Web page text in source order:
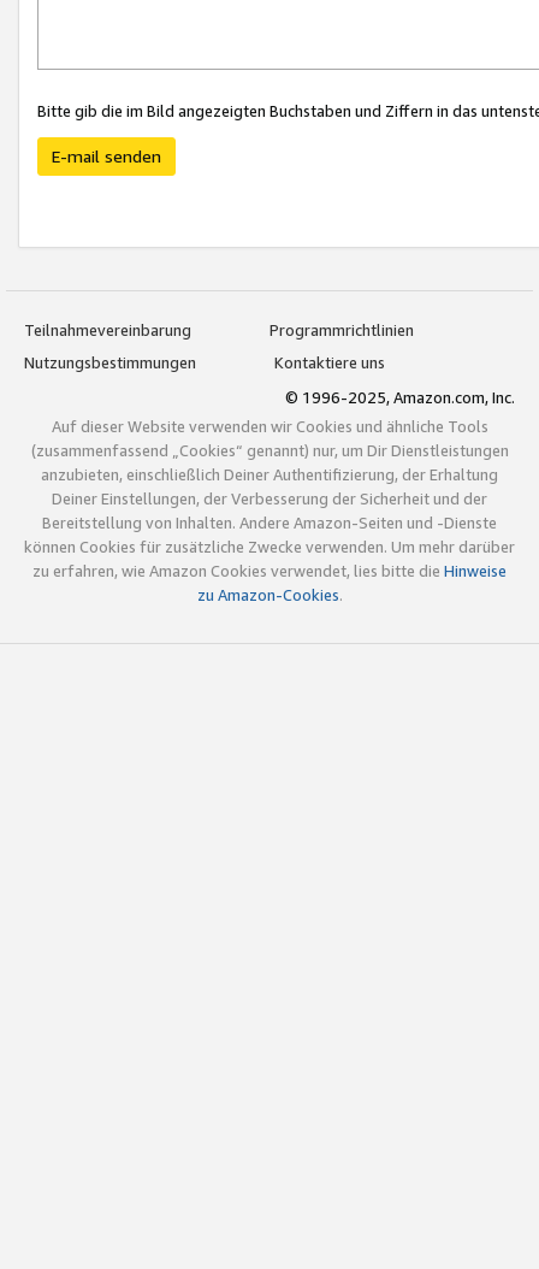
Bitte gib die im Bild angezeigten Buchstaben und Ziffern in das
E-mail senden
Teilnahmevereinbarung
Programmrichtlinien
Nutzungsbestimmungen
Kontaktiere uns
© 1996-2025, Amazon.com, Inc.
Auf dieser Website verwenden wir Cookies und ähnliche Tools
(zusammenfassend „Cookies“ genannt) nur, um Dir Dienstleistungen
anzubieten, einschließlich Deiner Authentifizierung, der Erhaltung
Deiner Einstellungen, der Verbesserung der Sicherheit und der
Bereitstellung von Inhalten. Andere Amazon-Seiten und -Dienste
können Cookies für zusätzliche Zwecke verwenden. Um mehr darüber
zu erfahren, wie Amazon Cookies verwendet, lies bitte die Hinweise
zu Amazon-Cookies.